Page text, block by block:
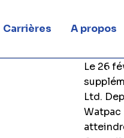
Carrières A propos
sa présence en Le 26
Ltd.
Watpac